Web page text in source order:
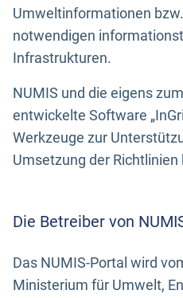
Umweltinformationen
notwendigen
Infrastrukturen.
NUMIS und die eigens
entwickelte Software
Werkzeuge zur
Umsetzung der Richtlinien
Die Betreiber von
Das NUMIS-Portal wird
Ministerium für Umwelt,